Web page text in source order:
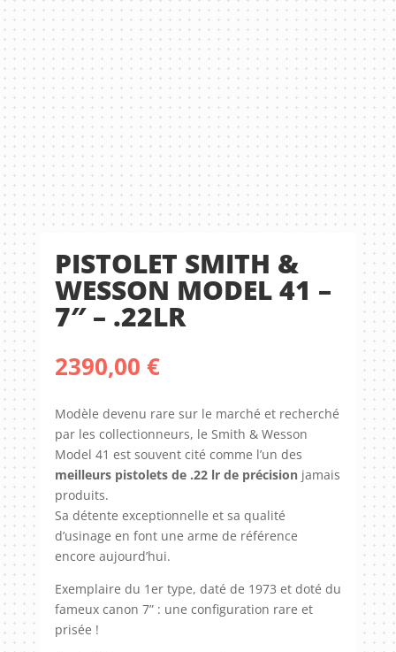
PISTOLET SMITH &
WESSON MODEL 41 –
7″ – .22LR
2390,00 €
Modèle devenu rare sur le marché et recherché
par les collectionneurs, le Smith & Wesson
Model 41 est souvent cité comme l’un des
meilleurs pistolets de .22 lr de précisionjamais
produits.
Sa détente exceptionnelle et sa qualité
d’usinage en font une arme de référence
encore aujourd’hui.
Exemplaire du 1er type, daté de 1973 et doté du
fameux canon 7” : une configuration rare et
prisée !